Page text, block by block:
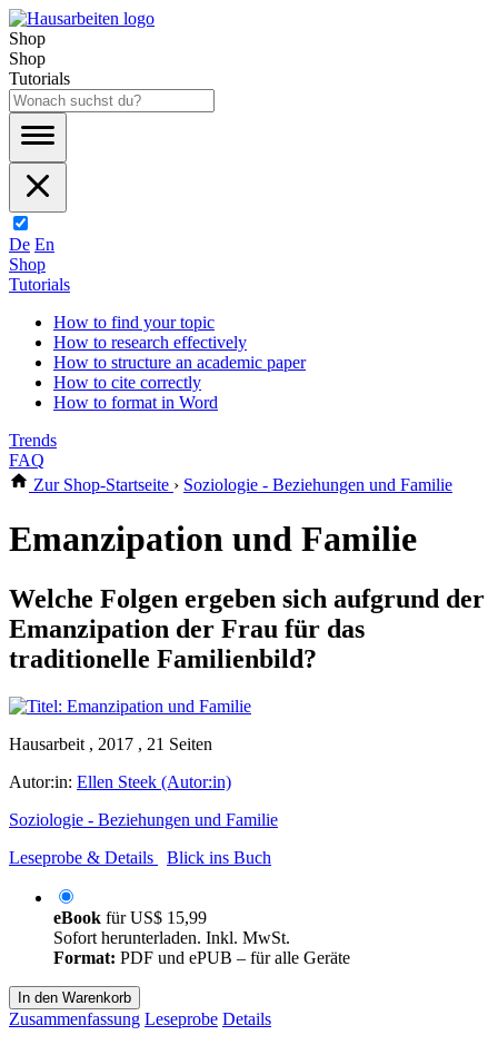
Shop
Shop
Tutorials
De En
Shop
Tutorials
How to find your topic
How to research effectively
How to structure an academic paper
How to cite correctly
How to format in Word
Trends
FAQ
Zur Shop-Startseite › Soziologie - Beziehungen und Familie
Emanzipation und Familie
Welche Folgen ergeben sich aufgrund der
Emanzipation der Frau für das
traditionelle Familienbild?
Hausarbeit , 2017 , 21 Seiten
Autor:in: Ellen Steek (Autor:in)
Soziologie - Beziehungen und Familie
Leseprobe & Details
Blick ins Buch
eBook fürUS$ 15,99
Sofort herunterladen. Inkl. MwSt.
Format: PDF und ePUB – für alle Geräte
In den Warenkorb
Zusammenfassung Leseprobe Details